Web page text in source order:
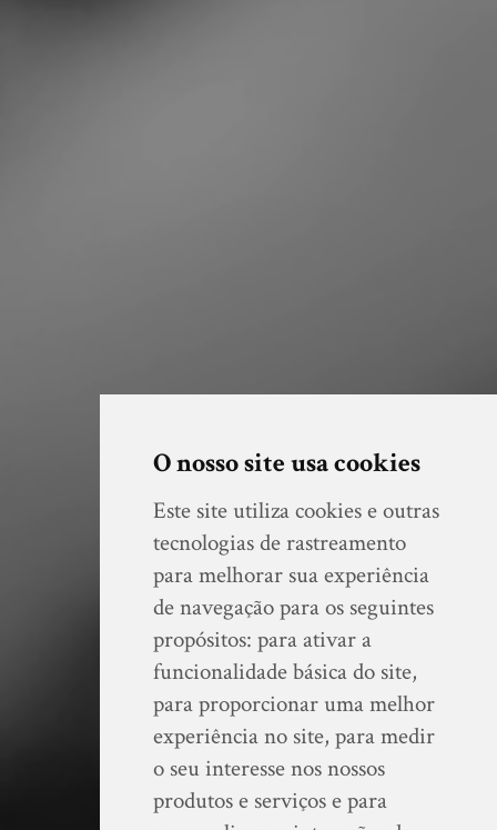
O nosso site usa cookies
Este site utiliza cookies e outras
tecnologias de rastreamento
para melhorar sua experiência
de navegação para os seguintes
propósitos: para ativar a
funcionalidade básica do site,
para proporcionar uma melhor
experiência no site, para medir
o seu interesse nos nossos
produtos e serviços e para